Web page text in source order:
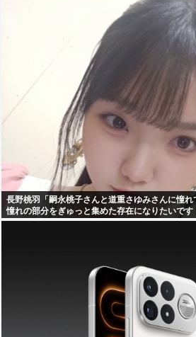
長野桃羽「嗣永桃子さんと道重さゆみさんに憧
憧れの部分をぎゅっと集めた存在になりたいです